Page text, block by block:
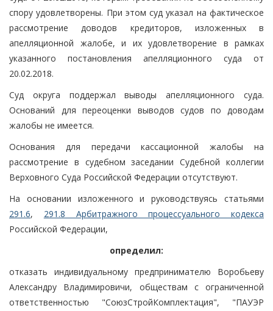
спору удовлетворены. При этом суд указал на фактическое
рассмотрение доводов кредиторов, изложенных в
апелляционной жалобе, и их удовлетворение в рамках
указанного постановления апелляционного суда от
20.02.2018.
Суд округа поддержал выводы апелляционного суда.
Оснований для переоценки выводов судов по доводам
жалобы не имеется.
Основания для передачи кассационной жалобы на
рассмотрение в судебном заседании Судебной коллегии
Верховного Суда Российской Федерации отсутствуют.
На основании изложенного и руководствуясь статьями
291.6, 291.8 Арбитражного процессуального кодекса
Российской Федерации,
определил:
отказать индивидуальному предпринимателю Воробьеву
Александру Владимировичи, обществам с ограниченной
ответственностью "СоюзСтройКомплектация", "ПАУЭР